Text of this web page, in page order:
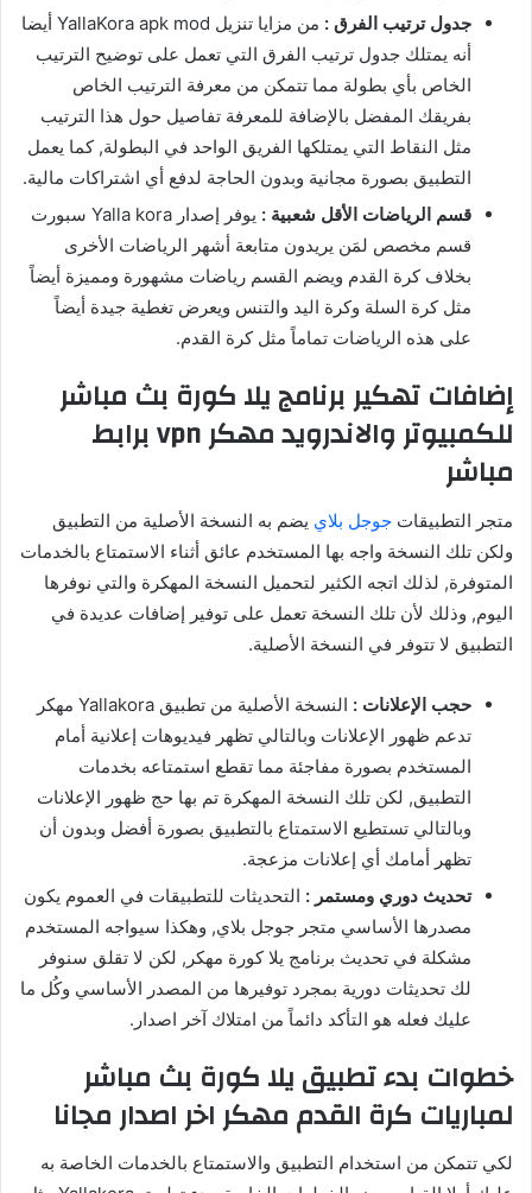
جدول ترتيب الفرق :
من مزايا تنزيل YallaKora apk mod أيضا
أنه يمتلك جدول ترتيب الفرق التي تعمل على توضيح الترتيب
الخاص بأي بطولة مما تتمكن من معرفة الترتيب الخاص
بفريقك المفضل بالإضافة للمعرفة تفاصيل حول هذا الترتيب
مثل النقاط التي يمتلكها الفريق الواحد في البطولة, كما يعمل
التطبيق بصورة مجانية وبدون الحاجة لدفع أي اشتراكات مالية.
قسم الرياضات الأقل شعبية :
يوفر إصدار Yalla kora سبورت
قسم مخصص لمَن يريدون متابعة أشهر الرياضات الأخرى
بخلاف كرة القدم ويضم القسم رياضات مشهورة ومميزة أيضاً
مثل كرة السلة وكرة اليد والتنس ويعرض تغطية جيدة أيضاً
على هذه الرياضات تماماً مثل كرة القدم.
إضافات تهكير برنامج يلا كورة بث مباشر
للكمبيوتر والاندرويد مهكر vpn برابط
مباشر
متجر التطبيقات جوجل بلاي يضم به النسخة الأصلية من التطبيق
ولكن تلك النسخة واجه بها المستخدم عائق أثناء الاستمتاع بالخدمات
المتوفرة, لذلك اتجه الكثير لتحميل النسخة المهكرة والتي نوفرها
اليوم, وذلك لأن تلك النسخة تعمل على توفير إضافات عديدة في
التطبيق لا تتوفر في النسخة الأصلية.
حجب الإعلانات :
النسخة الأصلية من تطبيق Yallakora مهكر
تدعم ظهور الإعلانات وبالتالي تظهر فيديوهات إعلانية أمام
المستخدم بصورة مفاجئة مما تقطع استمتاعه بخدمات
التطبيق, لكن تلك النسخة المهكرة تم بها حج ظهور الإعلانات
وبالتالي تستطيع الاستمتاع بالتطبيق بصورة أفضل وبدون أن
تظهر أمامك أي إعلانات مزعجة.
تحديث دوري ومستمر : التحديثات للتطبيقات في العموم يكون
مصدرها الأساسي متجر جوجل بلاي, وهكذا سيواجه المستخدم
مشكلة في تحديث برنامج يلا كورة مهكر, لكن لا تقلق سنوفر
لك تحديثات دورية بمجرد توفيرها من المصدر الأساسي وكُل ما
عليك فعله هو التأكد دائماً من امتلاك آخر اصدار.
خطوات بدء تطبيق يلا كورة بث مباشر
لمباريات كرة القدم مهكر اخر اصدار مجانا
لكي تتمكن من استخدام التطبيق والاستمتاع بالخدمات الخاصة به